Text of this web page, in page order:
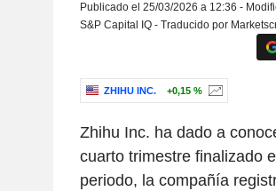
Publicado el 25/03/2026 a 12:36 -
S&P Capital IQ - Traducido por
ZHIHU INC. +0,15 %
Zhihu Inc. ha dado a
cuarto trimestre finalizado
periodo, la compañía